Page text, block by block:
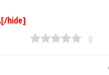
[/hide]
0